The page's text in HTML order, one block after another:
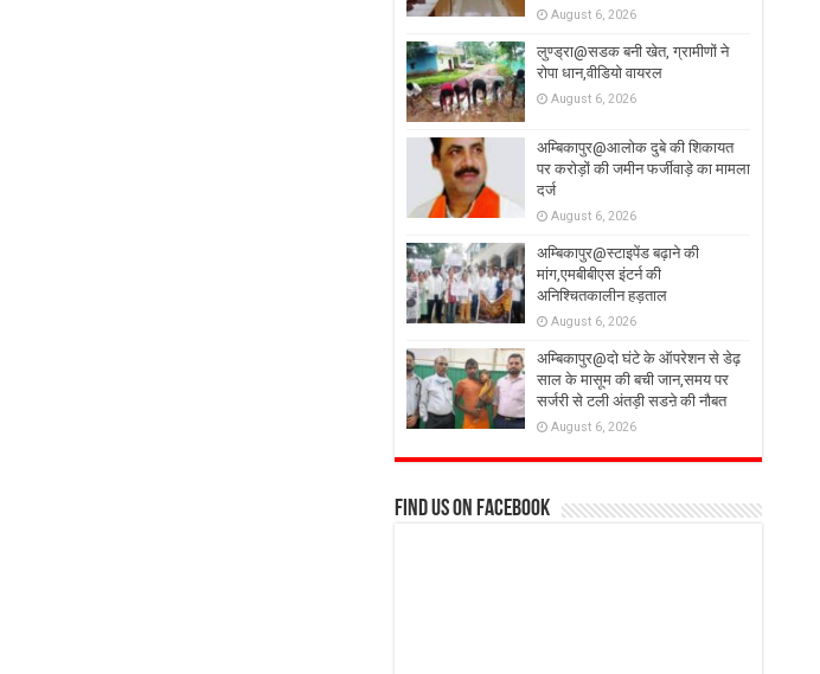
August 6, 2026
लुण्ड्रा@सडक बनी खेत, ग्रामीणों ने
रोपा धान,वीडियो वायरल
August 6, 2026
अम्बिकापुर@आलोक दुबे की शिकायत
पर करोड़ों की जमीन फर्जीवाड़े का मामला
दर्ज
August 6, 2026
अम्बिकापुर@स्टाइपेंड बढ़ाने की
मांग,एमबीबीएस इंटर्न की
अनिश्चितकालीन हड़ताल
August 6, 2026
अम्बिकापुर@दो घंटे के ऑपरेशन से डेढ़
साल के मासूम की बची जान,समय पर
सर्जरी से टली अंतड़ी सडऩे की नौबत
August 6, 2026
Find us on Facebook